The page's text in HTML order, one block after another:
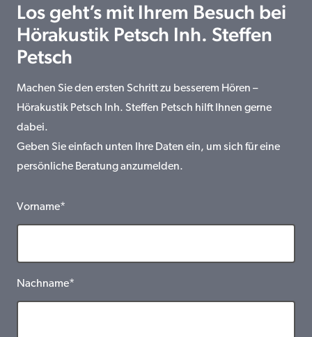
Los geht’s mit Ihrem Besuch bei
Hörakustik Petsch Inh. Steffen
Petsch
Machen Sie den ersten Schritt zu besserem Hören –
Hörakustik Petsch Inh. Steffen Petsch hilft Ihnen gerne
dabei.
Geben Sie einfach unten Ihre Daten ein, um sich für eine
persönliche Beratung anzumelden.
Vorname*
Nachname*